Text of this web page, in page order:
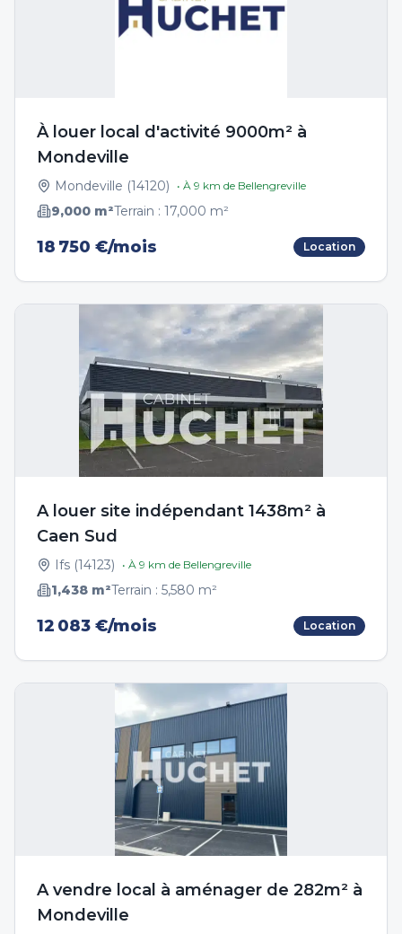
À louer local d'activité 9000m² à
Mondeville
Mondeville (14120) • À 9 km de Bellengreville
9,000 m²Terrain : 17,000 m²
18 750 €/mois Location
A louer site indépendant 1438m² à
Caen Sud
Ifs (14123) • À 9 km de Bellengreville
1,438 m²Terrain : 5,580 m²
12 083 €/mois Location
A vendre local à aménager de 282m² à
Mondeville